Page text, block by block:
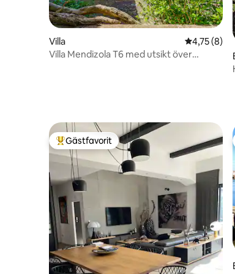
Villa 4,75 av 5 i
4,75 (8)
Villa Mendizola T6 med utsikt över
Populär gästfavorit
Gästfavorit